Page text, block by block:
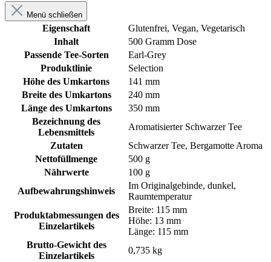
Menü schließen
Eigenschaft Glutenfrei, Vegan, Vegetarisch
Inhalt
500 Gramm Dose
Passende Tee-Sorten
Earl-Grey
Produktlinie
Selection
Höhe des Umkartons
141 mm
Breite des Umkartons
240 mm
Länge des Umkartons
350 mm
Bezeichnung des
Lebensmittels
Aromatisierter Schwarzer Tee
Zutaten
Schwarzer Tee, Bergamotte Aroma
Nettofüllmenge
500 g
Nährwerte
100 g
Aufbewahrungshinweis
Im Originalgebinde, dunkel,
Raumtemperatur
Produktabmessungen des
Einzelartikels
Breite: 115 mm
Höhe: 13 mm
Länge: 115 mm
Brutto-Gewicht des
Einzelartikels
0,735 kg